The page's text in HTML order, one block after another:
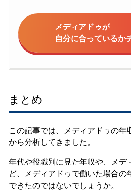
メディアドゥが
自分に合っているか
まとめ
この記事では、メディアドゥの年
から分析してきました。
年代や役職別に見た年収や、メデ
ど、メディアドゥで働いた場合の
できたのではないでしょうか。